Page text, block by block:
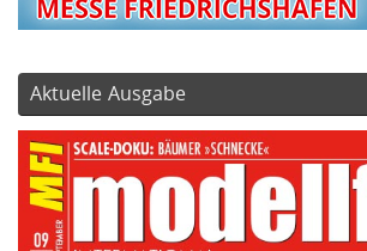
Aktuelle Ausgabe